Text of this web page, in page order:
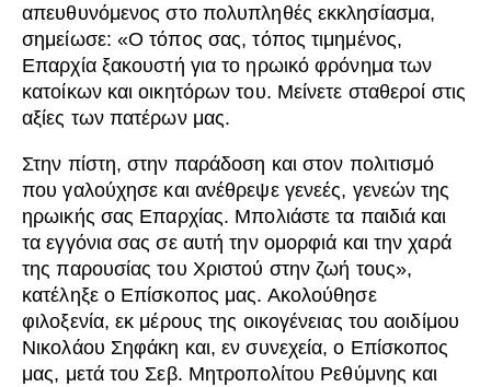
απευθυνόμενος στο πολυπληθές εκκλησίασμα,
σημείωσε: «Ο τόπος σας, τόπος τιμημένος,
Επαρχία ξακουστή για το ηρωικό φρόνημα των
κατοίκων και οικητόρων του. Μείνετε σταθεροί στις
αξίες των πατέρων μας.
Στην πίστη, στην παράδοση και στον πολιτισμό
που γαλούχησε και ανέθρεψε γενεές, γενεών της
ηρωικής σας Επαρχίας. Μπολιάστε τα παιδιά και
τα εγγόνια σας σε αυτή την ομορφιά και την χαρά
της παρουσίας του Χριστού στην ζωή τους»,
κατέληξε ο Επίσκοπος μας. Ακολούθησε
φιλοξενία, εκ μέρους της οικογένειας του αοιδίμου
Νικολάου Σηφάκη και, εν συνεχεία, ο Επίσκοπος
μας, μετά του Σεβ. Μητροπολίτου Ρεθύμνης και